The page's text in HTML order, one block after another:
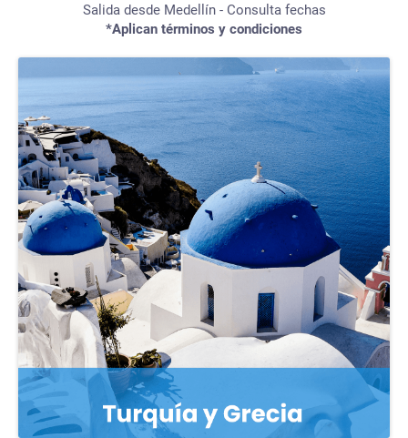
Salida desde Medellín - Consulta fechas
*Aplican términos y condiciones